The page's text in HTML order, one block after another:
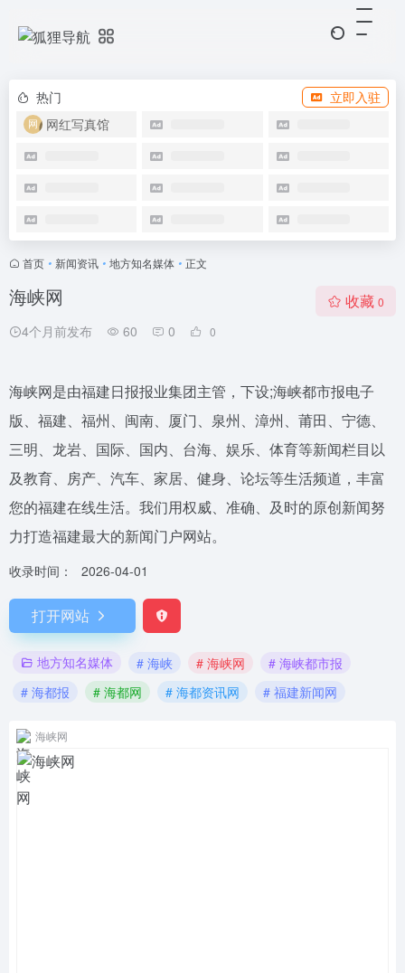
热门
立即入驻
网红写真馆
首页 • 新闻资讯 • 地方知名媒体 • 正文
海峡网
4个月前发布 60 0 0
收藏 0
海峡网是由福建日报报业集团主管，下设;海峡都市报电子
版、福建、福州、闽南、厦门、泉州、漳州、莆田、宁德、
三明、龙岩、国际、国内、台海、娱乐、体育等新闻栏目以
及教育、房产、汽车、家居、健身、论坛等生活频道，丰富
您的福建在线生活。我们用权威、准确、及时的原创新闻努
力打造福建最大的新闻门户网站。
收录时间： 2026-04-01
打开网站
地方知名媒体 # 海峡 # 海峡网
# 海峡都市报
# 海都报
# 海都网 # 海都资讯网 # 福建新闻网
海峡网